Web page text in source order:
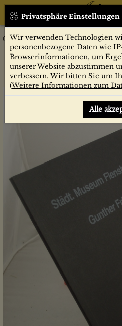
Privatsphäre Einstellungen
Wir verwenden Technologien
personenbezogene Daten wie
Browserinformationen, um
unserer Website abzustimmen
verbessern. Wir bitten Sie um
(Weitere Informationen zum
Alle
Belletristik Kunst und Kultur
Gunther Fritz : Radierungen u.
Kunstvereins e.V. Flensburg im
- 2.3.1980